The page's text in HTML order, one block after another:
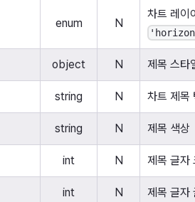
enum N
차트 레이
object N 제목 스타
string N 차트 제목
string N 제목 색상
int N 제목 글자
int N 제목 글자